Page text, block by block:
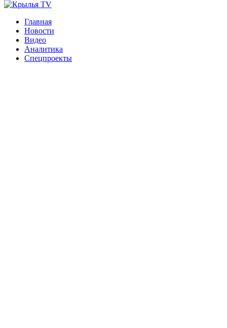
Главная
Новости
Видео
Аналитика
Спецпроекты